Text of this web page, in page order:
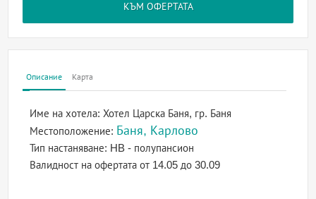
КЪМ ОФЕРТАТА
Описание Карта
Име на хотела: Хотел Царска Баня, гр. Баня
Местоположение: Баня, Карлово
Тип настаняване: HB - полупансион
Валидност на офертатаот 14.05 до 30.09